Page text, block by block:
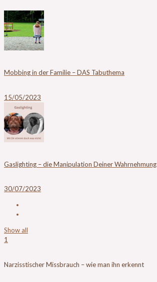
Mobbing in der Familie – DAS Tabuthema
15/05/2023
Gaslighting – die Manipulation Deiner Wahrnehmung
30/07/2023
Show all
1
Narzisstischer Missbrauch – wie man ihn erkennt